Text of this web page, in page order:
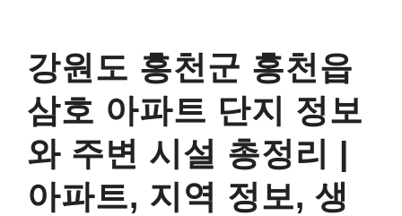
강원도 홍천군 홍천읍
삼호 아파트 단지 정보
와 주변 시설 총정리 |
아파트, 지역 정보, 생